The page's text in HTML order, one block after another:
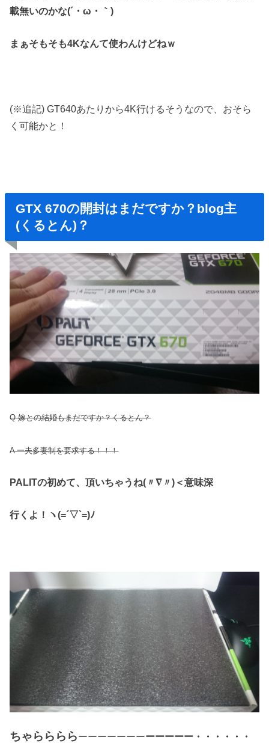
載無いのかな(´・ω・｀)
まぁそもそも4Kなんて使わんけどねｗ
(※追記) GT640あたりから4K行けるそうなので、おそら
く可能かと！
GTX 670の開封はまだですか？blog主
(くるとん)？
Q 嫁との結婚もまだですか？くるとん？
A 一夫多妻制を要求する！！！
PALITの初めて、頂いちゃうね(〃∇〃)＜意味深
行くよ！ヽ(=´▽`=)ﾉ
ちゃららららーーーーーーーーーーーー・・・・・・